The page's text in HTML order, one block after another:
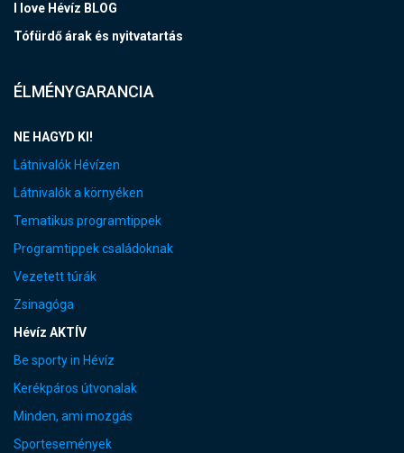
I love Hévíz BLOG
Tófürdő árak és nyitvatartás
ÉLMÉNYGARANCIA
NE HAGYD KI!
Látnivalók Hévízen
Látnivalók a környéken
Tematikus programtippek
Programtippek családoknak
Vezetett túrák
Zsinagóga
Hévíz AKTÍV
Be sporty in Hévíz
Kerékpáros útvonalak
Minden, ami mozgás
Sportesemények